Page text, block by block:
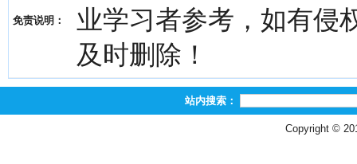
免责说明：
业学习者参考，如有侵
及时删除！
站内搜索：
Copyright ©